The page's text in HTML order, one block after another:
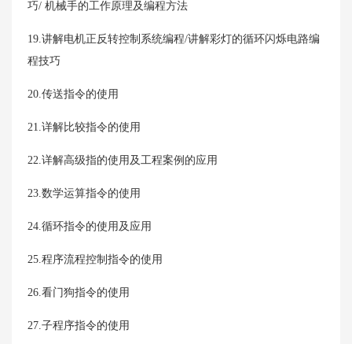
巧/ 机械手的工作原理及编程方法
19.讲解电机正反转控制系统编程/讲解彩灯的循环闪烁电路编
程技巧
20.传送指令的使用
21.详解比较指令的使用
22.详解高级指的使用及工程案例的应用
23.数学运算指令的使用
24.循环指令的使用及应用
25.程序流程控制指令的使用
26.看门狗指令的使用
27.子程序指令的使用